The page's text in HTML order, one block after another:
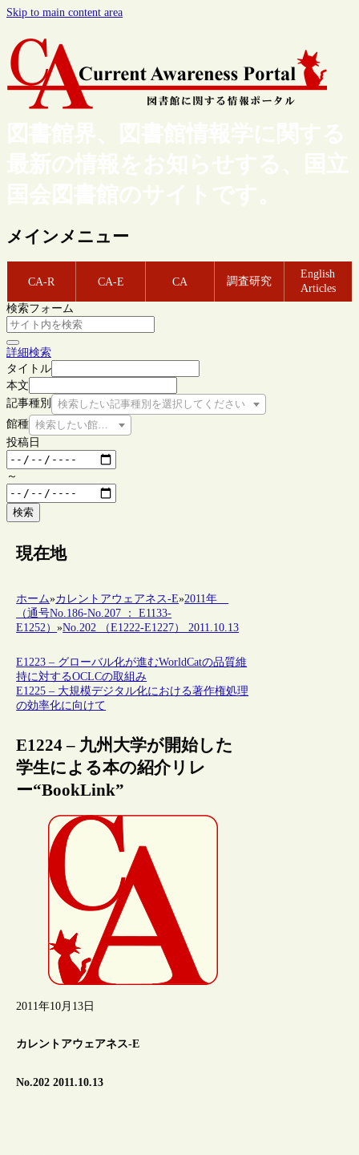
Skip to main content area
図書館界、図書館情報学に関する
最新の情報をお知らせする、国立
国会図書館のサイトです。
メインメニュー
CA-R CA-E CA 調査研究
English
Articles
検索フォーム
詳細検索
タイトル
本文
記事種別
検索したい記事種別を選択してください
館種 検索したい館種を選択してください
投稿日
～
検索
現在地
ホーム»カレントアウェアネス-E»2011年
（通号No.186-No.207 ： E1133-
E1252）»No.202 （E1222-E1227） 2011.10.13
E1223 – グローバル化が進むWorldCatの品質維
持に対するOCLCの取組み
E1225 – 大規模デジタル化における著作権処理
の効率化に向けて
E1224 – 九州大学が開始した
学生による本の紹介リレ
ー“BookLink”
2011年10月13日
カレントアウェアネス-E
No.202 2011.10.13